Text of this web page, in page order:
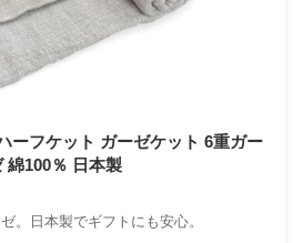
ーフケット ガーゼケット 6重ガー
綿100％ 日本製
。日本製でギフトにも安心。